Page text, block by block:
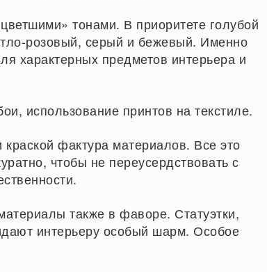
тонами. В приоритете голубой
розовый, серый и бежевый. Именно
характерных предметов интерьера и
использование принтов на текстиле.
фактура материалов. Все это
чтобы не переусердствовать с
также в фаворе. Статуэтки,
интерьеру особый шарм. Особое